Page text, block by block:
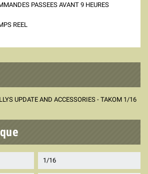
PASSEES AVANT 9 HEURES
REEL
UPDATE AND ACCESSORIES - TAKOM 1/16
1/16